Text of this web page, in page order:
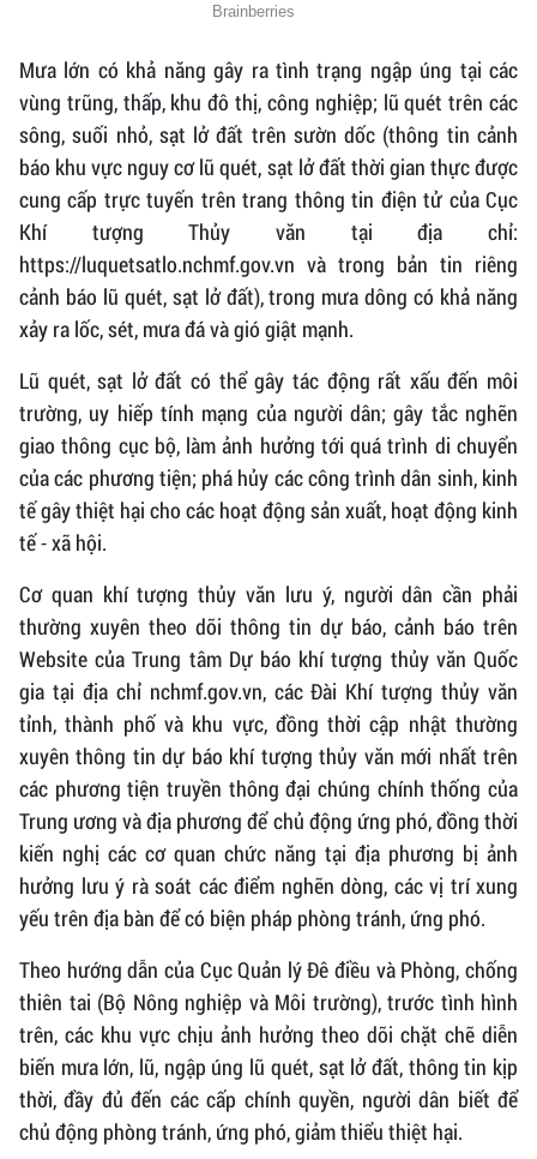
Mưa lớn có khả năng gây ra tình trạng ngập úng tại các
vùng trũng, thấp, khu đô thị, công nghiệp; lũ quét trên các
sông, suối nhỏ, sạt lở đất trên sườn dốc (thông tin cảnh
báo khu vực nguy cơ lũ quét, sạt lở đất thời gian thực được
cung cấp trực tuyến trên trang thông tin điện tử của Cục
Khí tượng Thủy văn tại địa chỉ:
https://luquetsatlo.nchmf.gov.vn và trong bản tin riêng
cảnh báo lũ quét, sạt lở đất), trong mưa dông có khả năng
xảy ra lốc, sét, mưa đá và gió giật mạnh.
Lũ quét, sạt lở đất có thể gây tác động rất xấu đến môi
trường, uy hiếp tính mạng của người dân; gây tắc nghẽn
giao thông cục bộ, làm ảnh hưởng tới quá trình di chuyển
của các phương tiện; phá hủy các công trình dân sinh, kinh
tế gây thiệt hại cho các hoạt động sản xuất, hoạt động kinh
tế - xã hội.
Cơ quan khí tượng thủy văn lưu ý, người dân cần phải
thường xuyên theo dõi thông tin dự báo, cảnh báo trên
Website của Trung tâm Dự báo khí tượng thủy văn Quốc
gia tại địa chỉ nchmf.gov.vn, các Đài Khí tượng thủy văn
tỉnh, thành phố và khu vực, đồng thời cập nhật thường
xuyên thông tin dự báo khí tượng thủy văn mới nhất trên
các phương tiện truyền thông đại chúng chính thống của
Trung ương và địa phương để chủ động ứng phó, đồng thời
kiến nghị các cơ quan chức năng tại địa phương bị ảnh
hưởng lưu ý rà soát các điểm nghẽn dòng, các vị trí xung
yếu trên địa bàn để có biện pháp phòng tránh, ứng phó.
Theo hướng dẫn của Cục Quản lý Đê điều và Phòng, chống
thiên tai (Bộ Nông nghiệp và Môi trường), trước tình hình
trên, các khu vực chịu ảnh hưởng theo dõi chặt chẽ diễn
biến mưa lớn, lũ, ngập úng lũ quét, sạt lở đất, thông tin kịp
thời, đầy đủ đến các cấp chính quyền, người dân biết để
chủ động phòng tránh, ứng phó, giảm thiểu thiệt hại.